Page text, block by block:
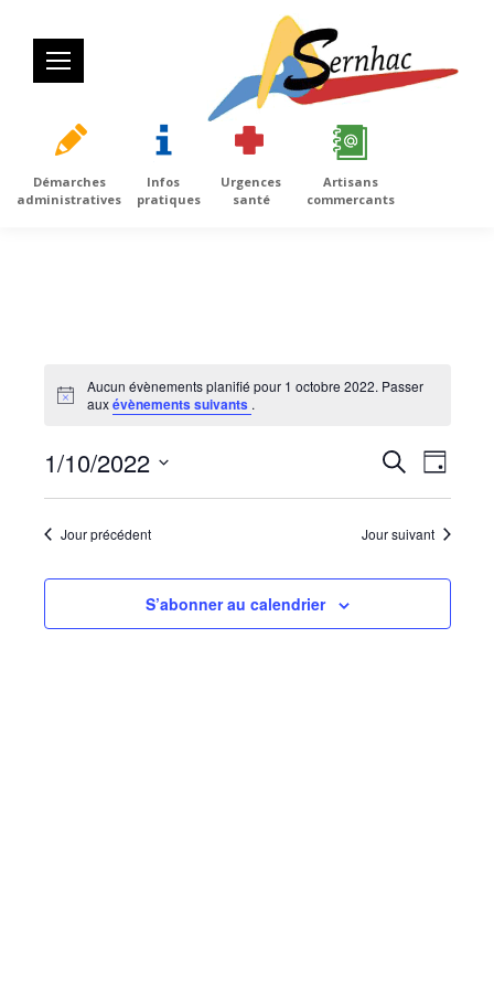
Démarches
administratives
Infos
pratiques
Urgences
santé
Artisans
commercants
Notice
Aucun évènements planifié pour 1 octobre 2022. Passer
auxévènements suivants .
et
Recherche
de
vues
Jour
1/10/2022
Sélectionnez
uneJour précédent Jour suivant
S’abonner au calendrier